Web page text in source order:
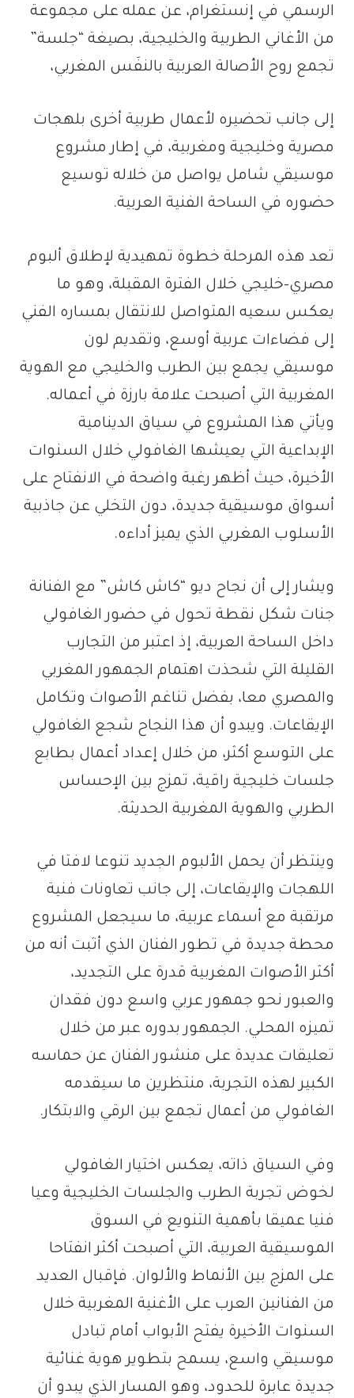
الرسمي في إنستغرام، عن عمله على مجموعة
من الأغاني الطربية والخليجية، بصيغة “جلسة”
تجمع روح الأصالة العربية بالنفَس المغربي،
إلى جانب تحضيره لأعمال طربية أخرى بلهجات
مصرية وخليجية ومغربية، في إطار مشروع
موسيقي شامل يواصل من خلاله توسيع
حضوره في الساحة الفنية العربية.
تعد هذه المرحلة خطوة تمهيدية لإطلاق ألبوم
مصري–خليجي خلال الفترة المقبلة، وهو ما
يعكس سعيه المتواصل للانتقال بمساره الفني
إلى فضاءات عربية أوسع، وتقديم لون
موسيقي يجمع بين الطرب والخليجي مع الهوية
المغربية التي أصبحت علامة بارزة في أعماله.
ويأتي هذا المشروع في سياق الدينامية
الإبداعية التي يعيشها الغافولي خلال السنوات
الأخيرة، حيث أظهر رغبة واضحة في الانفتاح على
أسواق موسيقية جديدة، دون التخلي عن جاذبية
الأسلوب المغربي الذي يميز أداءه.
ويشار إلى أن نجاح ديو “كاش كاش” مع الفنانة
جنات شكل نقطة تحول في حضور الغافولي
داخل الساحة العربية، إذ اعتبر من التجارب
القليلة التي شحذت اهتمام الجمهور المغربي
والمصري معا، بفضل تناغم الأصوات وتكامل
الإيقاعات. ويبدو أن هذا النجاح شجع الغافولي
على التوسع أكثر، من خلال إعداد أعمال بطابع
جلسات خليجية راقية، تمزج بين الإحساس
الطربي والهوية المغربية الحديثة.
وينتظر أن يحمل الألبوم الجديد تنوعا لافتا في
اللهجات والإيقاعات، إلى جانب تعاونات فنية
مرتقبة مع أسماء عربية، ما سيجعل المشروع
محطة جديدة في تطور الفنان الذي أثبت أنه من
أكثر الأصوات المغربية قدرة على التجديد،
والعبور نحو جمهور عربي واسع دون فقدان
تميزه المحلي. الجمهور بدوره عبر من خلال
تعليقات عديدة على منشور الفنان عن حماسه
الكبير لهذه التجربة، منتظرين ما سيقدمه
الغافولي من أعمال تجمع بين الرقي والابتكار.
وفي السياق ذاته، يعكس اختيار الغافولي
لخوض تجربة الطرب والجلسات الخليجية وعيا
فنيا عميقا بأهمية التنويع في السوق
الموسيقية العربية، التي أصبحت أكثر انفتاحا
على المزج بين الأنماط والألوان. فإقبال العديد
من الفنانين العرب على الأغنية المغربية خلال
السنوات الأخيرة يفتح الأبواب أمام تبادل
موسيقي واسع، يسمح بتطوير هوية غنائية
جديدة عابرة للحدود، وهو المسار الذي يبدو أن